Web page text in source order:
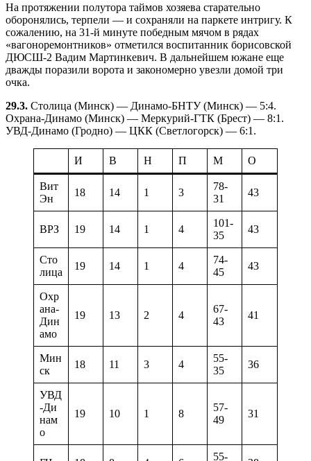
На протяжении полутора таймов хозяева старательно
оборонялись, терпели — и сохраняли на паркете интригу. К
сожалению, на 31-й минуте победным мячом в рядах
«вагоноремонтников» отметился воспитанник борисовской
ДЮСШ-2 Вадим Мартинкевич. В дальнейшем южане еще
дважды поразили ворота и закономерно увезли домой три
очка.
29.3. Столица (Минск) — Динамо-БНТУ (Минск) — 5:4.
Охрана-Динамо (Минск) — Меркурий-ГТК (Брест) — 8:1.
УВД-Динамо (Гродно) — ЦКК (Светлогорск) — 6:1.
И В Н П М О
Вит
Эн
18 14 1 3
78-
31
43
ВРЗ 19 14 1 4
101-
35
43
Сто
лица
19 14 1 4
74-
45
43
Охр
ана-
Дин
амо
19 13 2 4
67-
43
41
Мин
ск
18 11 3 4
55-
35
36
УВД
-Ди
нам
о
19 10 1 8
57-
49
31
55-